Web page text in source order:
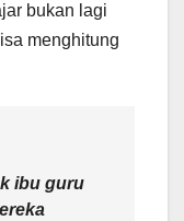
bukan lagi
menghitung
ibu guru